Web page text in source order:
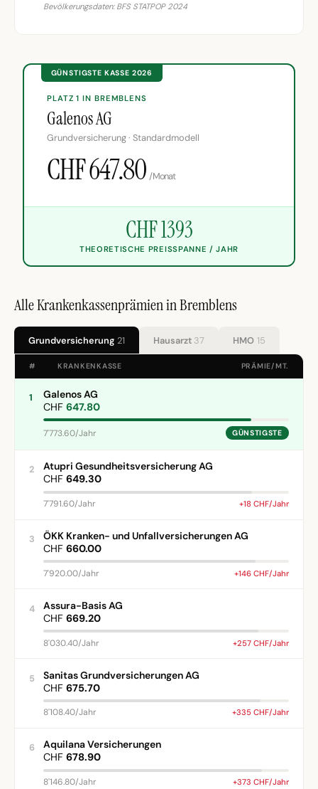
Bevölkerungsdaten: BFS STATPOP 2024
GÜNSTIGSTE KASSE 2026
PLATZ 1 IN BREMBLENS
Galenos AG
Grundversicherung · Standardmodell
CHF 647.80 /Monat
CHF 1393
THEORETISCHE PREISSPANNE / JAHR
Alle Krankenkassenprämien in Bremblens
Grundversicherung 21 Hausarzt 37 HMO 15
# KRANKENKASSE PRÄMIE/MT.
1
Galenos AG
CHF 647.80
7'773.60/Jahr GÜNSTIGSTE
2
Atupri Gesundheitsversicherung AG
CHF 649.30
7'791.60/Jahr +18 CHF/Jahr
3
ÖKK Kranken- und Unfallversicherungen AG
CHF 660.00
7'920.00/Jahr +146 CHF/Jahr
4
Assura-Basis AG
CHF 669.20
8'030.40/Jahr +257 CHF/Jahr
5
Sanitas Grundversicherungen AG
CHF 675.70
8'108.40/Jahr +335 CHF/Jahr
6
Aquilana Versicherungen
CHF 678.90
8'146.80/Jahr +373 CHF/Jahr